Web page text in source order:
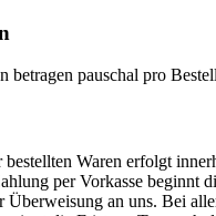
betragen pauschal pro
Waren erfolgt
per Vorkasse beginnt
Überweisung an uns. Bei